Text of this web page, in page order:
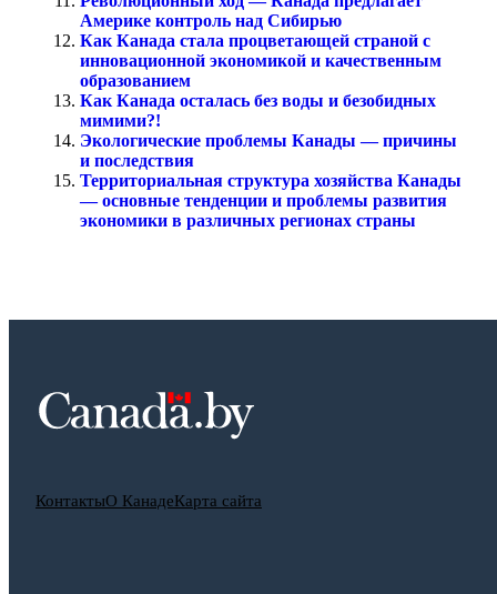
Америке контроль над Сибирью
Как Канада стала процветающей страной с
инновационной экономикой и качественным
образованием
Как Канада осталась без воды и безобидных
мимими?!
Экологические проблемы Канады — причины
и последствия
Территориальная структура хозяйства Канады
— основные тенденции и проблемы развития
экономики в различных регионах страны
КонтактыО КанадеКарта сайта